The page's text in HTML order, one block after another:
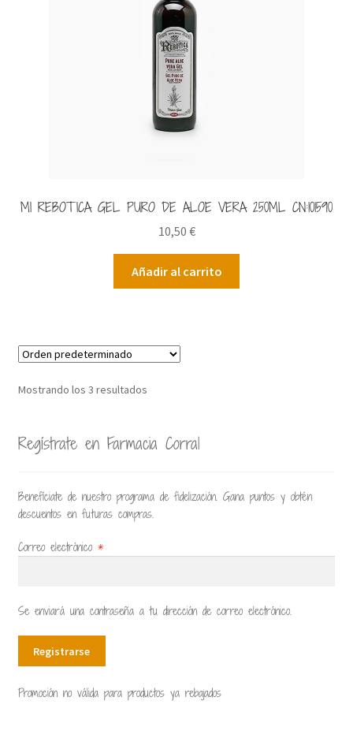
MI REBOTICA GEL PURO DE ALOE VERA 250ML CN:101590
10,50 €
Añadir al carrito
Mostrando los 3 resultados
Regístrate en Farmacia Corral
Benefíciate de nuestro programa de fidelización. Gana puntos y obtén
descuentos en futuras compras.
Correo electrónico *
Se enviará una contraseña a tu dirección de correo electrónico.
Registrarse
Promoción no válida para productos ya rebajados